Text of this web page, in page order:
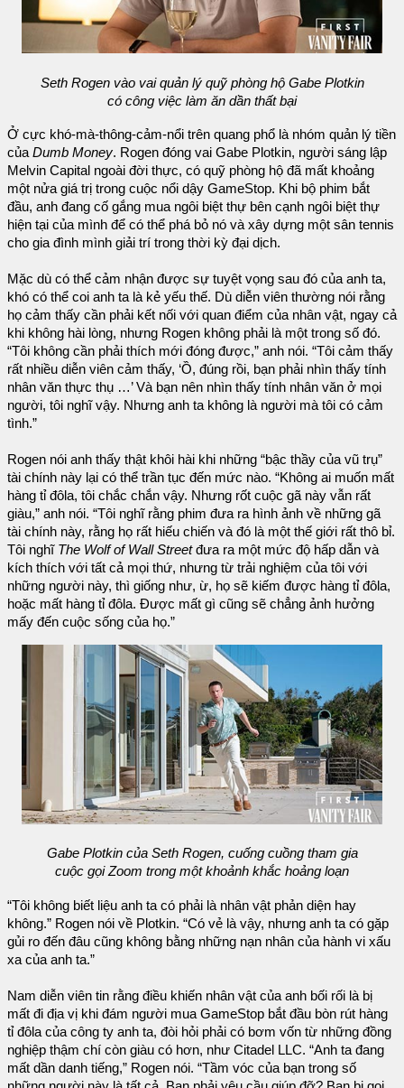
Seth Rogen vào vai quản lý quỹ phòng hộ Gabe Plotkin
có công việc làm ăn dần thất bại
Ở cực khó-mà-thông-cảm-nổi trên quang phổ là nhóm quản lý tiền
củaDumb Money. Rogen đóng vai Gabe Plotkin, người sáng lập
Melvin Capital ngoài đời thực, có quỹ phòng hộ đã mất khoảng
một nửa giá trị trong cuộc nổi dậy GameStop. Khi bộ phim bắt
đầu, anh đang cố gắng mua ngôi biệt thự bên cạnh ngôi biệt thự
hiện tại của mình để có thể phá bỏ nó và xây dựng một sân tennis
cho gia đình mình giải trí trong thời kỳ đại dịch.
Mặc dù có thể cảm nhận được sự tuyệt vọng sau đó của anh ta,
khó có thể coi anh ta là kẻ yếu thế. Dù diễn viên thường nói rằng
họ cảm thấy cần phải kết nối với quan điểm của nhân vật, ngay cả
khi không hài lòng, nhưng Rogen không phải là một trong số đó.
“Tôi không cần phải thích mới đóng được,” anh nói. “Tôi cảm thấy
rất nhiều diễn viên cảm thấy, ‘Ồ, đúng rồi, bạn phải nhìn thấy tính
nhân văn thực thụ …’ Và bạn nên nhìn thấy tính nhân văn ở mọi
người, tôi nghĩ vậy. Nhưng anh ta không là người mà tôi có cảm
tình.”
Rogen nói anh thấy thật khôi hài khi những “bậc thầy của vũ trụ”
tài chính này lại có thể trần tục đến mức nào. “Không ai muốn mất
hàng tỉ đôla, tôi chắc chắn vậy. Nhưng rốt cuộc gã này vẫn rất
giàu,” anh nói. “Tôi nghĩ rằng phim đưa ra hình ảnh về những gã
tài chính này, rằng họ rất hiếu chiến và đó là một thế giới rất thô bỉ.
Tôi nghĩ The Wolf of Wall Streetđưa ra một mức độ hấp dẫn và
kích thích với tất cả mọi thứ, nhưng từ trải nghiệm của tôi với
những người này, thì giống như, ừ, họ sẽ kiếm được hàng tỉ đôla,
hoặc mất hàng tỉ đôla. Được mất gì cũng sẽ chẳng ảnh hưởng
mấy đến cuộc sống của họ.”
Gabe Plotkin của Seth Rogen, cuống cuồng tham gia
cuộc gọi Zoom trong một khoảnh khắc hoảng loạn
“Tôi không biết liệu anh ta có phải là nhân vật phản diện hay
không.” Rogen nói về Plotkin. “Có vẻ là vậy, nhưng anh ta có gặp
gủi ro đến đâu cũng không bằng những nạn nhân của hành vi xấu
xa của anh ta.”
Nam diễn viên tin rằng điều khiến nhân vật của anh bối rối là bị
mất đi địa vị khi đám người mua GameStop bắt đầu bòn rút hàng
tỉ đôla của công ty anh ta, đòi hỏi phải có bơm vốn từ những đồng
nghiệp thậm chí còn giàu có hơn, như Citadel LLC. “Anh ta đang
mất dần danh tiếng,” Rogen nói. “Tầm vóc của bạn trong số